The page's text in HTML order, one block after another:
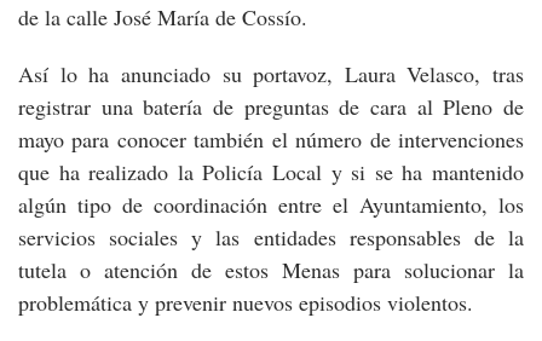
de la calle José María de Cossío.
Así lo ha anunciado su portavoz, Laura Velasco, tras
registrar una batería de preguntas de cara al Pleno de
mayo para conocer también el número de intervenciones
que ha realizado la Policía Local y si se ha mantenido
algún tipo de coordinación entre el Ayuntamiento, los
servicios sociales y las entidades responsables de la
tutela o atención de estos Menas para solucionar la
problemática y prevenir nuevos episodios violentos.